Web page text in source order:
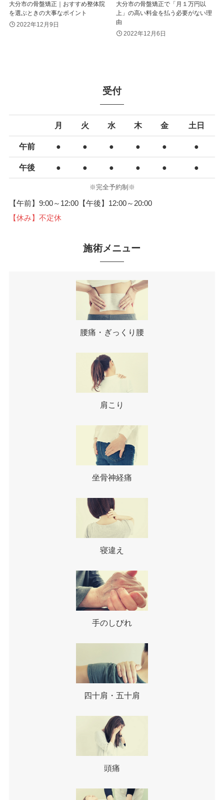
大分市の骨盤矯正｜おすすめ整体院
を選ぶときの大事なポイント
2022年12月9日
大分市の骨盤矯正で「月１万円以
上」の高い料金を払う必要がない理
由
2022年12月6日
受付
月 火 水 木 金 土日
午前 ● ● ● ● ● ●
午後 ● ● ● ● ● ●
※完全予約制※
【午前】9:00～12:00【午後】12:00～20:00
【休み】不定休
施術メニュー
腰痛・ぎっくり腰
肩こり
坐骨神経痛
寝違え
手のしびれ
四十肩・五十肩
頭痛